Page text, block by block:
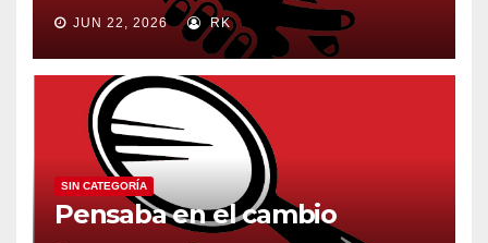
JUN 22, 2026 RK
SIN CATEGORÍA
Pensaba en el cambio